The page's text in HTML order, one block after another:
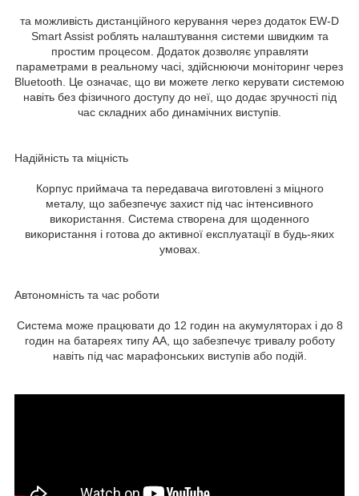
та можливість дистанційного керування через додаток EW-D
Smart Assist роблять налаштування системи швидким та
простим процесом. Додаток дозволяє управляти
параметрами в реальному часі, здійснюючи моніторинг через
Bluetooth. Це означає, що ви можете легко керувати системою
навіть без фізичного доступу до неї, що додає зручності під
час складних або динамічних виступів.
Надійність та міцність
Корпус приймача та передавача виготовлені з міцного
металу, що забезпечує захист під час інтенсивного
використання. Система створена для щоденного
використання і готова до активної експлуатації в будь-яких
умовах.
Автономність та час роботи
Система може працювати до 12 годин на акумуляторах і до 8
годин на батареях типу AA, що забезпечує тривалу роботу
навіть під час марафонських виступів або подій.